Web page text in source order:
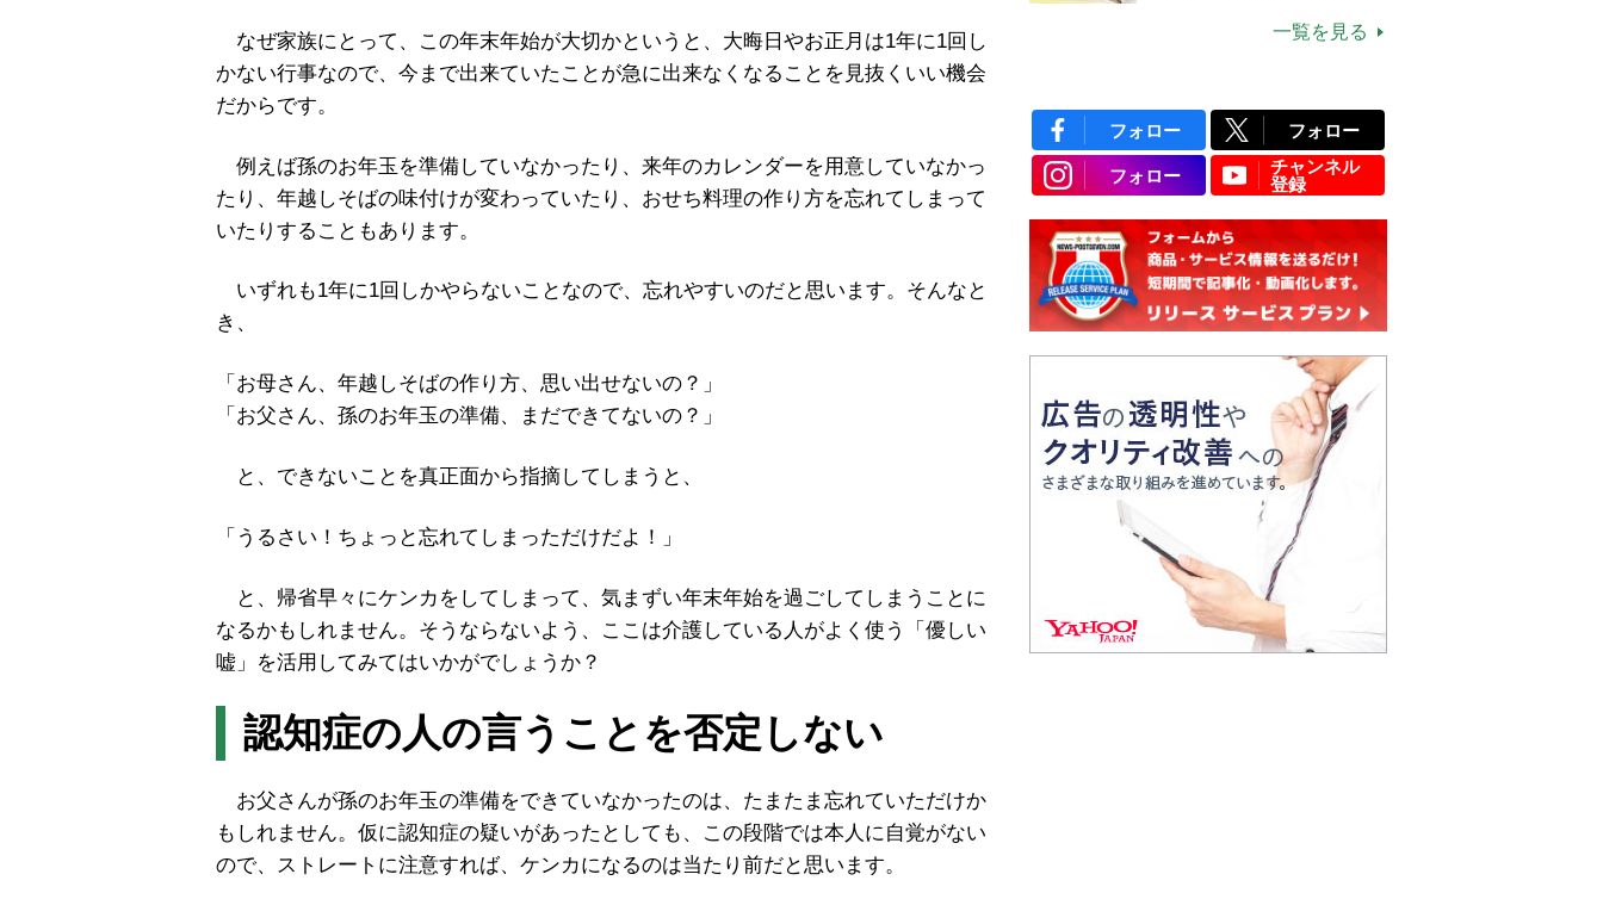
なぜ家族にとって、この年末年始が大切かというと、大晦日やお正月は1年に1回し
かない行事なので、今まで出来ていたことが急に出来なくなることを見抜くいい機会
だからです。
例えば孫のお年玉を準備していなかったり、来年のカレンダーを用意していなかっ
たり、年越しそばの味付けが変わっていたり、おせち料理の作り方を忘れてしまって
いたりすることもあります。
いずれも1年に1回しかやらないことなので、忘れやすいのだと思います。そんなと
き、
「お母さん、年越しそばの作り方、思い出せないの？」
「お父さん、孫のお年玉の準備、まだできてないの？」
と、できないことを真正面から指摘してしまうと、
「うるさい！ちょっと忘れてしまっただけだよ！」
と、帰省早々にケンカをしてしまって、気まずい年末年始を過ごしてしまうことに
なるかもしれません。そうならないよう、ここは介護している人がよく使う「優しい
嘘」を活用してみてはいかがでしょうか？
認知症の人の言うことを否定しない
お父さんが孫のお年玉の準備をできていなかったのは、たまたま忘れていただけか
もしれません。仮に認知症の疑いがあったとしても、この段階では本人に自覚がない
ので、ストレートに注意すれば、ケンカになるのは当たり前だと思います。
一覧を見る
フォロー フォロー
フォロー
チャンネル
登録